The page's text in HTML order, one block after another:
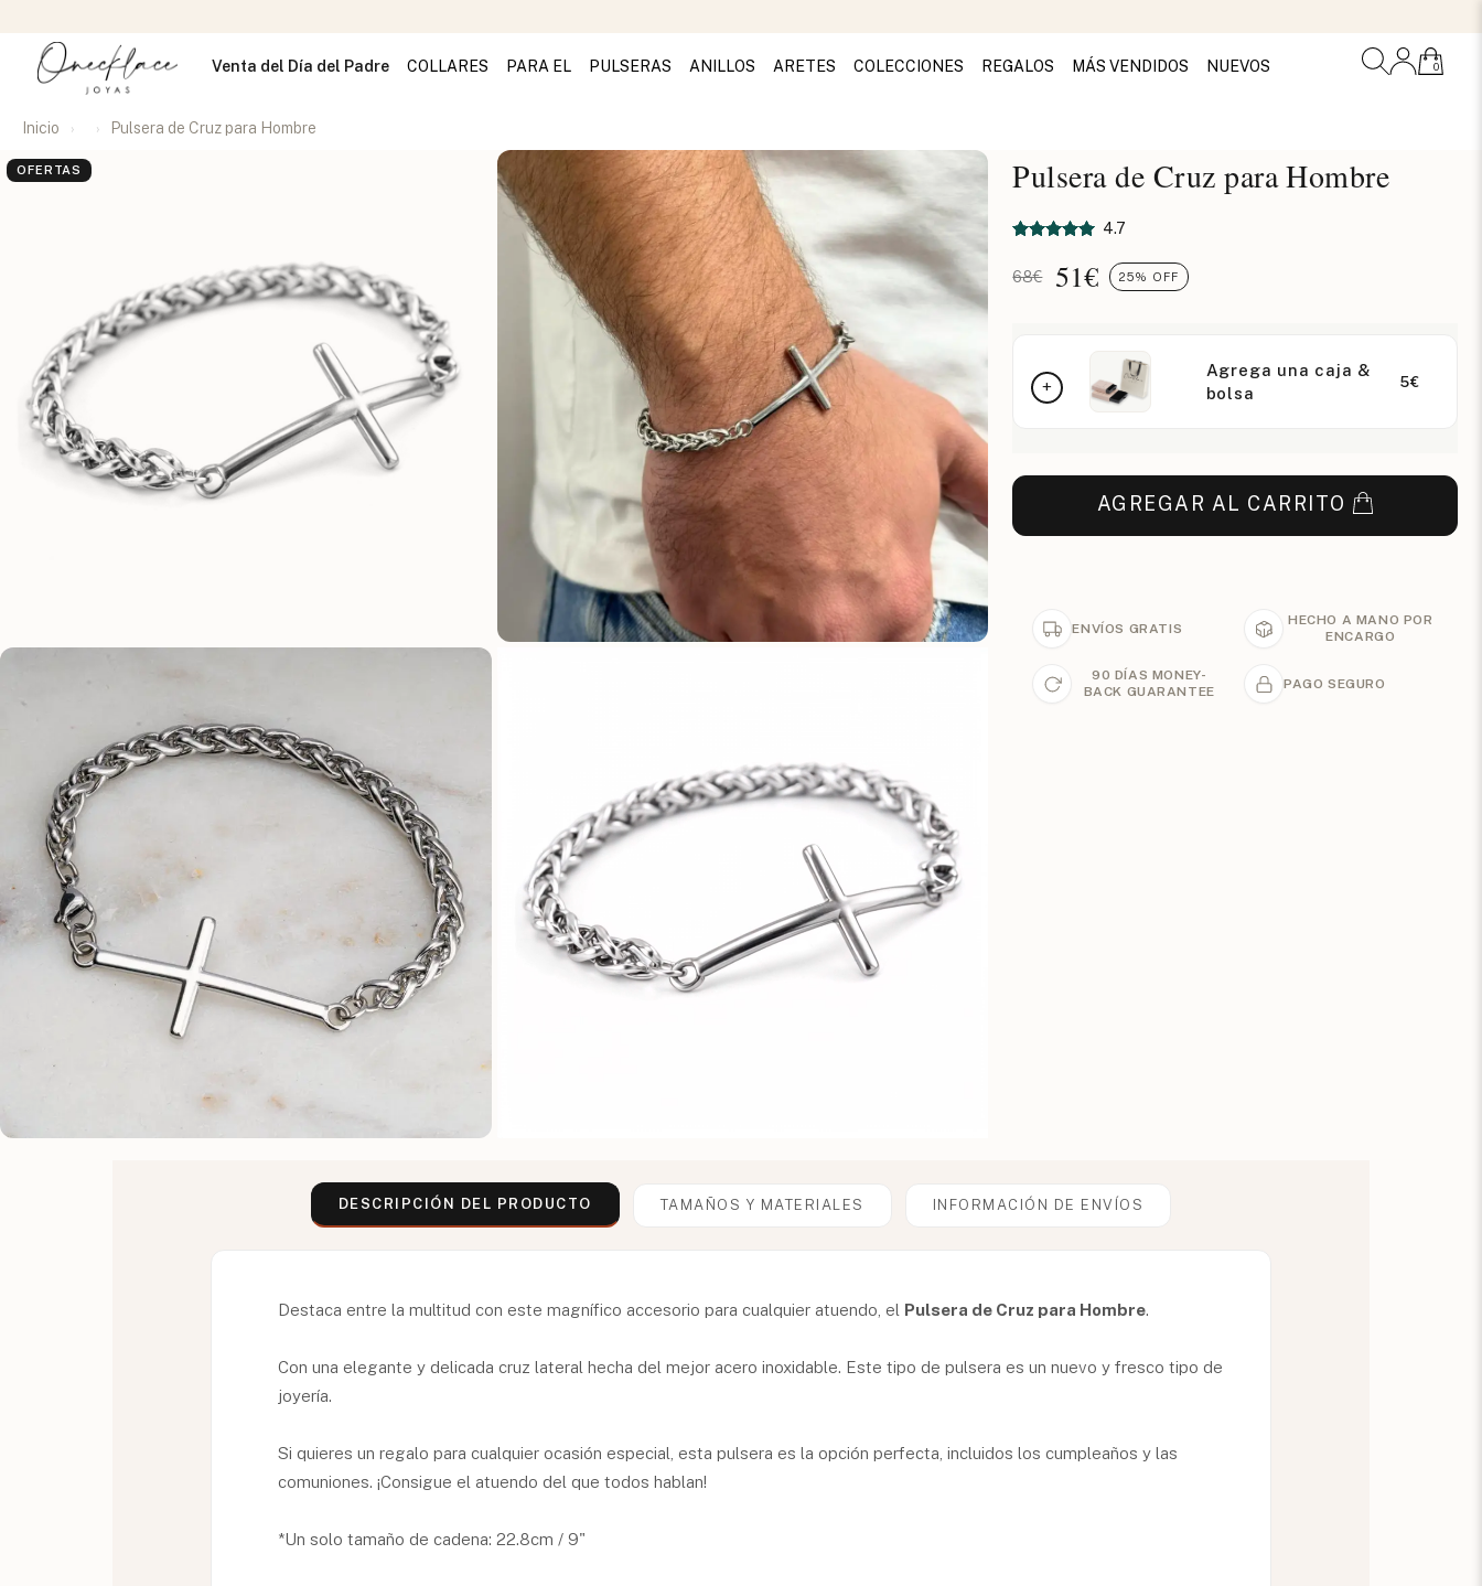
Venta del Día del Padre COLLARES PARA EL PULSERAS ANILLOS ARETES COLECCIONES REGALOS MÁS VENDIDOS NUEVOS 0
Inicio Pulsera de Cruz para Hombre
OFERTAS Pulsera de Cruz para Hombre
4.7
68€ 51€ 25% OFF
Agrega una caja &
bolsa
5€
AGREGAR AL CARRITO
ENVÍOS GRATIS
HECHO A MANO POR
ENCARGO
90 DÍAS MONEY-
BACK GUARANTEE
PAGO SEGURO
DESCRIPCIÓN DEL PRODUCTO TAMAÑOS Y MATERIALES INFORMACIÓN DE ENVÍOS
Destaca entre la multitud con este magnífico accesorio para cualquier atuendo, el Pulsera de Cruz para Hombre.
Con una elegante y delicada cruz lateral hecha del mejor acero inoxidable. Este tipo de pulsera es un nuevo y fresco tipo de
joyería.
Si quieres un regalo para cualquier ocasión especial, esta pulsera es la opción perfecta, incluidos los cumpleaños y las
comuniones. ¡Consigue el atuendo del que todos hablan!
*Un solo tamaño de cadena: 22.8cm / 9"